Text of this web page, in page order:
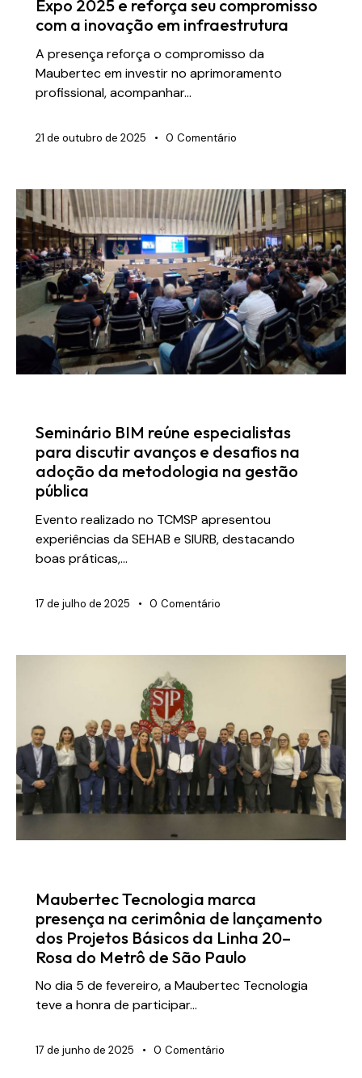
Expo 2025 e reforça seu compromisso
com a inovação em infraestrutura
A presença reforça o compromisso da
Maubertec em investir no aprimoramento
profissional, acompanhar…
21 de outubro de 2025 0 Comentário
Seminário BIM reúne especialistas
para discutir avanços e desafios na
adoção da metodologia na gestão
pública
Evento realizado no TCMSP apresentou
experiências da SEHAB e SIURB, destacando
boas práticas,…
17 de julho de 2025 0 Comentário
Maubertec Tecnologia marca
presença na cerimônia de lançamento
dos Projetos Básicos da Linha 20–
Rosa do Metrô de São Paulo
No dia 5 de fevereiro, a Maubertec Tecnologia
teve a honra de participar…
17 de junho de 2025 0 Comentário